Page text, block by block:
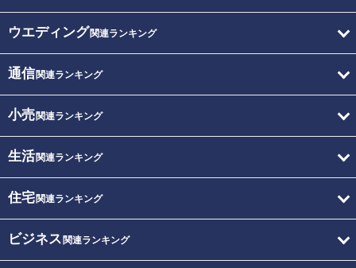
ウエディング関連ランキング
通信関連ランキング
小売関連ランキング
生活関連ランキング
住宅関連ランキング
ビジネス 関連ランキング